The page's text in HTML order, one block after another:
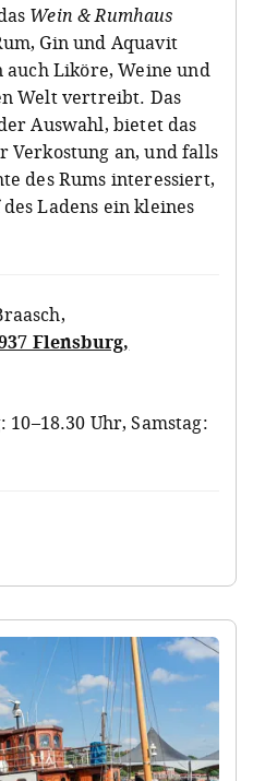
Wein & Rumhaus
Gin und Aquavit
Liköre, Weine und
Welt vertreibt. Das
Auswahl, bietet das
Verkostung an, und falls
des Rums interessiert,
Ladens ein kleines
,
Flensburg,
Uhr, Samstag: